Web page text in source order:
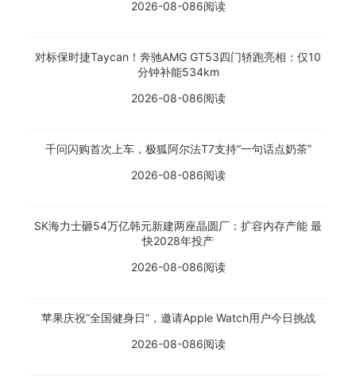
2026-08-086阅读
对标保时捷Taycan！奔驰AMG GT53四门轿跑亮相：仅10
分钟补能534km
2026-08-086阅读
千问闪购首次上车，极狐阿尔法T7支持“一句话点奶茶”
2026-08-086阅读
SK海力士砸54万亿韩元新建两座晶圆厂：扩容内存产能 最
快2028年投产
2026-08-086阅读
苹果庆祝“全国健身日”，邀请Apple Watch用户今日挑战
2026-08-086阅读